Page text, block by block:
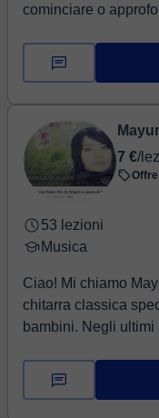
cominciare o
Armonia,
7 €/
53 lezioni
Musica
Ciao! Mi chiamo
chitarra classica
bambini. Negli ultimi